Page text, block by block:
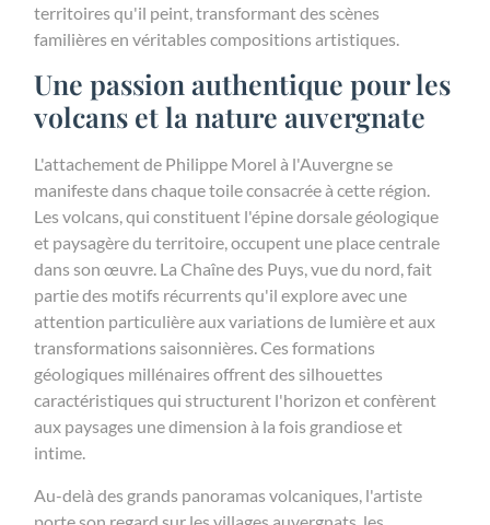
territoires qu'il peint, transformant des scènes
familières en véritables compositions artistiques.
Une passion authentique pour les
volcans et la nature auvergnate
L'attachement de Philippe Morel à l'Auvergne se
manifeste dans chaque toile consacrée à cette région.
Les volcans, qui constituent l'épine dorsale géologique
et paysagère du territoire, occupent une place centrale
dans son œuvre. La Chaîne des Puys, vue du nord, fait
partie des motifs récurrents qu'il explore avec une
attention particulière aux variations de lumière et aux
transformations saisonnières. Ces formations
géologiques millénaires offrent des silhouettes
caractéristiques qui structurent l'horizon et confèrent
aux paysages une dimension à la fois grandiose et
intime.
Au-delà des grands panoramas volcaniques, l'artiste
porte son regard sur les villages auvergnats, les